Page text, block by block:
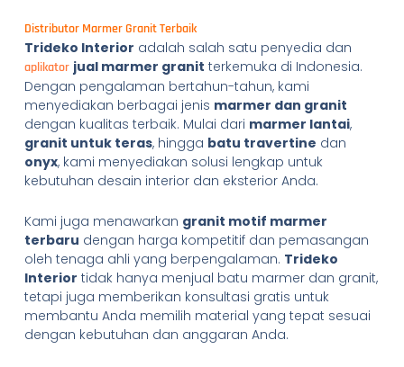
Distributor Marmer Granit Terbaik
Trideko Interior adalah salah satu penyedia dan
aplikator jual marmer granit terkemuka di Indonesia.
Dengan pengalaman bertahun-tahun, kami
menyediakan berbagai jenis marmer dan granit
dengan kualitas terbaik. Mulai dari marmer lantai,
granit untuk teras, hingga batu travertine dan
onyx, kami menyediakan solusi lengkap untuk
kebutuhan desain interior dan eksterior Anda.
Kami juga menawarkan granit motif marmer
terbaru dengan harga kompetitif dan pemasangan
oleh tenaga ahli yang berpengalaman. Trideko
Interior tidak hanya menjual batu marmer dan granit,
tetapi juga memberikan konsultasi gratis untuk
membantu Anda memilih material yang tepat sesuai
dengan kebutuhan dan anggaran Anda.